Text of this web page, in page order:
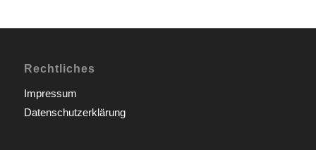
Rechtliches
Impressum
Datenschutzerklärung